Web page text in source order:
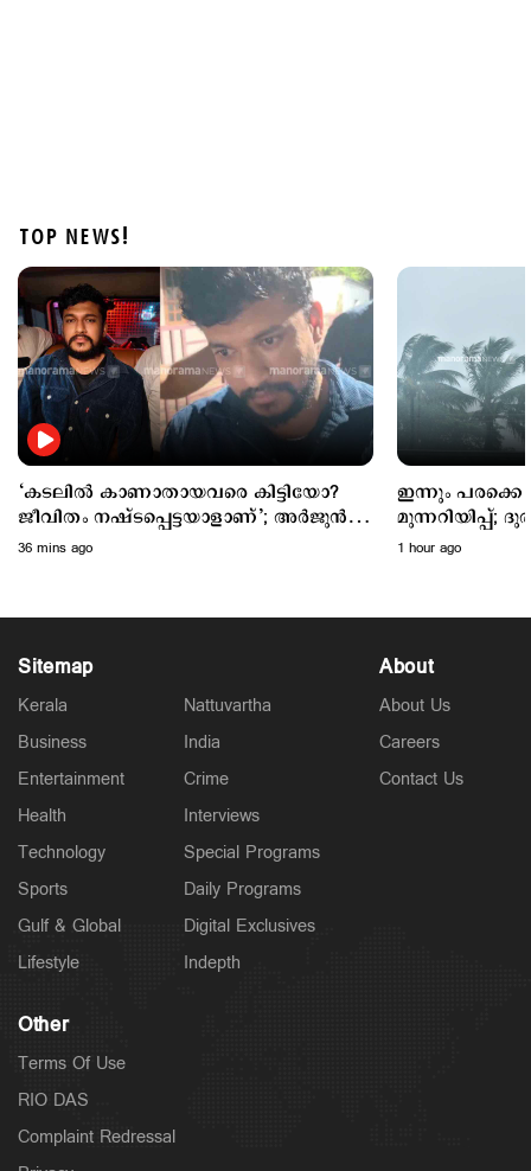
Latest
യുപിഐ സേവനങ്ങള്‍ തികച്ചും സൗജന്യമായിരിക്കും;
വ്യക്തതവരുത്തി ധനമന്ത്രാലയം
9 hours ago
തൂഫാനെ പോലെ ആയങ്കിയെ തൂക്കണം,
തൂക്കിക്കൊല്ലരുത്: എം.വി.ജയരാജന്‍
TOP NEWS!
‘കടലില്‍ കാണാതായവരെ കിട്ടിയോ?
ജീവിതം നഷ്ടപ്പെട്ടയാളാണ്’; അര്‍ജുന്‍
ആയങ്കിയുടെ പ്രതികരണം
36 mins ago
ഇന്നും പരക്കെ
മുന്നറിയിപ്പ്;
1 hour ago
Sitemap
Kerala
Business
Entertainment
Health
Technology
Sports
Gulf & Global
Lifestyle
Nattuvartha
India
Crime
Interviews
Special Programs
Daily Programs
Digital Exclusives
Indepth
About
About Us
Careers
Contact Us
Other
Terms Of Use
RIO DAS
Complaint Redressal